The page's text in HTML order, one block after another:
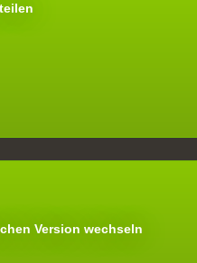
Version wechseln